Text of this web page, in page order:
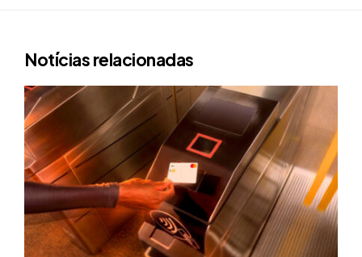
Notícias relacionadas